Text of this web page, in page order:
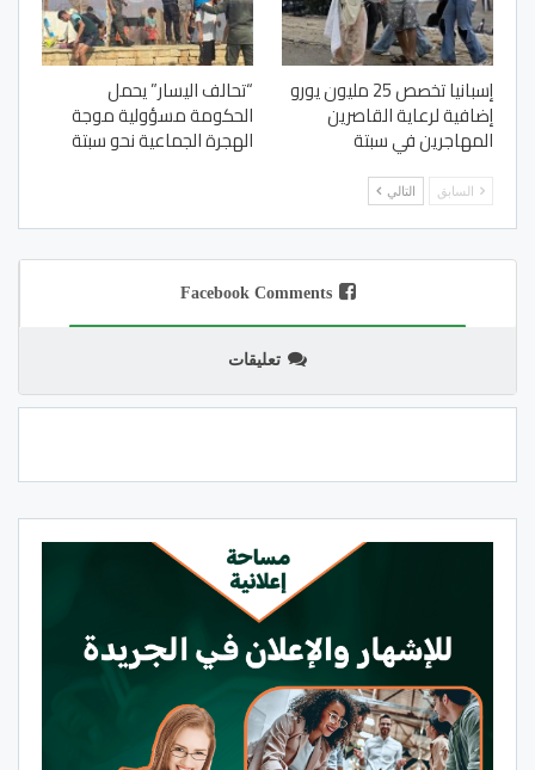
إسبانيا تخصص 25 مليون يورو
إضافية لرعاية القاصرين
المهاجرين في سبتة
“تحالف اليسار” يحمل
الحكومة مسؤولية موجة
الهجرة الجماعية نحو سبتة
السابق التالي
Facebook Comments
تعليقات